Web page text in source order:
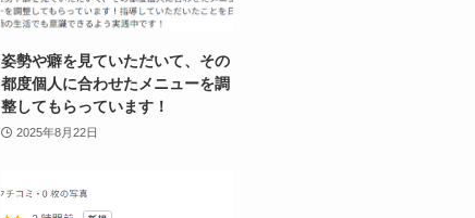
姿勢や癖を見ていただいて、その
都度個人に合わせたメニューを調
整してもらっています！
2025年8月22日